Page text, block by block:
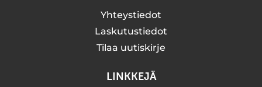
Yhteystiedot
Laskutustiedot
Tilaa uutiskirje
LINKKEJÄ